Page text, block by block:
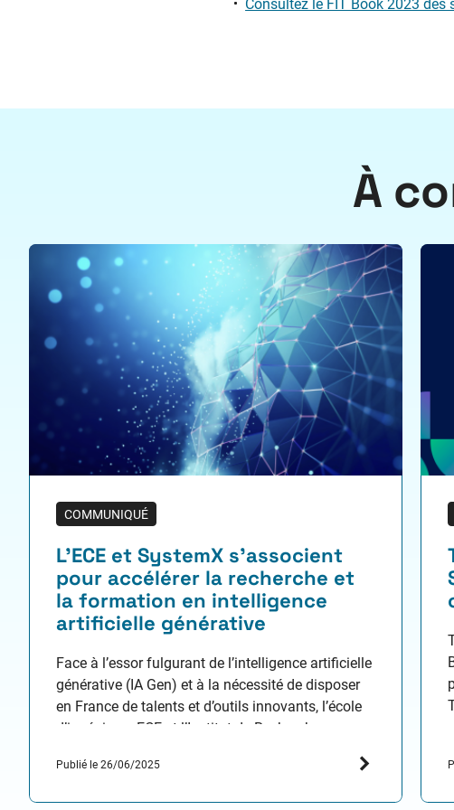
Consultez le FIT Book 2023 des
À
COMMUNIQUÉ
L’ECE et SystemX s’associent
pour accélérer la recherche et
la formation en intelligence
artificielle générative
Face à l’essor fulgurant de l’intelligence artificielle
générative (IA Gen) et à la nécessité de disposer
en France de talents et d’outils innovants, l’école
d’ingénieurs ECE et l’Institut de Recherche
d’un partenariat stratégique. Ce partenariat de
Publié le 26/06/2025